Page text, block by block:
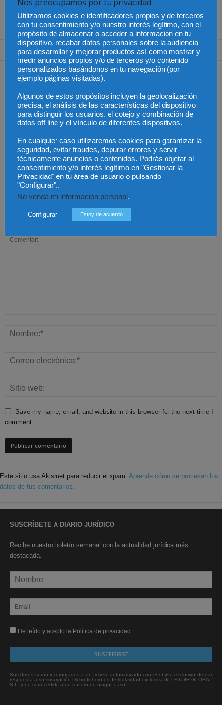
Málaga
Justicia
afectados reclamar
compensación?
1 Comentario
Samaniego 22 marzo, 2013 at 7:42 pm
Al Sr Candau le puede su deformación profesional de
registrador y califica las opinines de los demás como
quien deniega un pacto incribible: los 300 que no están
de acuerdo con él no quieren trabajar, y los 3.000
exclusivo no quieren cooperar.
Y el que no esté de acuerdo que recurra.
Responder
Dejar una respuesta
Save my name, email, and website in this browser for the next time I
comment.
Este sitio usa Akismet para reducir el spam. Aprende cómo se procesan los
datos de tus comentarios.
SUSCRÍBETE A DIARIO JURÍDICO
Recibe nuestro boletín semanal con la actualidad jurídica más
destacada.
He leído y acepto la Política de privacidad
Sus datos serán incorporados a un fichero automatizado con el objeto exclusivo de dar
respuesta a su suscripción Dicho fichero es de titularidad exclusiva de LEXDIR GLOBAL
S.L. y no será cedido a un tercero en ningún caso.
Nos preocupamos por tu privacidad
Utilizamos cookies e identificadores propios y de terceros
con tu consentimiento y/o nuestro interés legítimo, con el
propósito de almacenar o acceder a información en tu
dispositivo, recabar datos personales sobre la audiencia
para desarrollar y mejorar productos así como mostrar y
medir anuncios propios y/o de terceros y/o contenido
personalizados basándonos en tu navegación (por
ejemplo páginas visitadas).
Algunos de estos propósitos incluyen la geolocalización
precisa, el análisis de las características del dispositivo
para distinguir los usuarios, el cotejo y combinación de
datos off line y el vínculo de diferentes dispositivos.
En cualquier caso utilizaremos cookies para garantizar la
seguridad, evitar fraudes, depurar errores y servir
técnicamente anuncios o contenidos. Podrás objetar al
consentimiento y/o interés legítimo en "Gestionar la
Privacidad" en tu área de usuario o pulsando
"Configurar"..
No venda mi información personal .
Configurar Estoy de acuerdo